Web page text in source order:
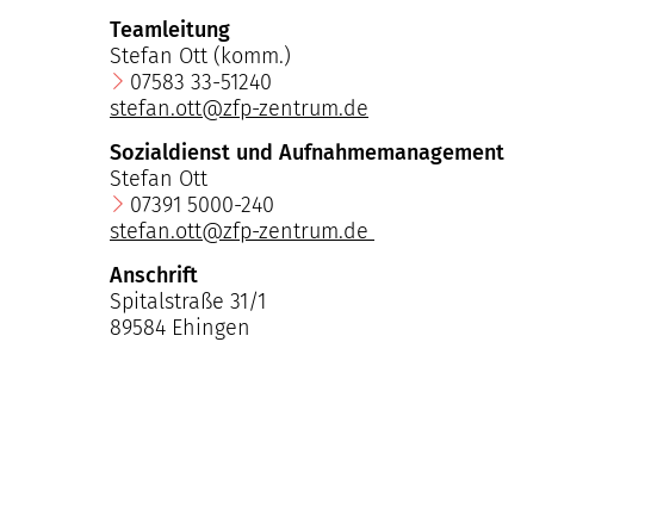
Teamleitung
Stefan Ott (komm.)
07583 33-51240
stefan.ott@zfp-zentrum.de
Sozialdienst und Aufnahmemanagement
Stefan Ott
07391 5000-240
​​​​​​​stefan.ott@zfp-zentrum.de
Anschrift
Spitalstraße 31/1
89584 Ehingen